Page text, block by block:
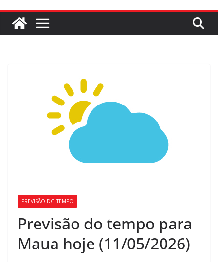
PREVISÃO DO TEMPO
Previsão do tempo para
Maua hoje (11/05/2026)